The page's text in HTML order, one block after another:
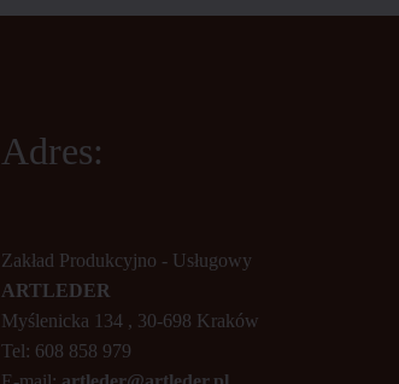
Adres:
Zakład Produkcyjno - Usługowy
ARTLEDER
Myślenicka 134 , 30-698 Kraków
Tel: 608 858 979